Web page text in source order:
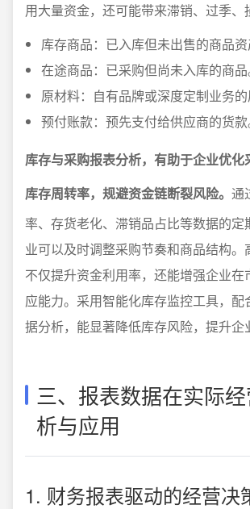
用大量资金，还可能带来滞销、过季、
库存商品：已入库但未出售的商品资
在途商品：已采购但尚未入库的商品
原材料：自有品牌或深度定制业务的
预付账款：预先支付给供应商的货款
库存与采购报表分析，有助于企业优化
库存周转率，规避资金链断裂风险。 通
率、存货老化、滞销品占比等数据的定
业可以及时调整采购节奏和商品结构。
不仅提升资金利用率，还能增强企业在
应能力。采用智能化库存监控工具，配
据分析，能显著降低库存风险，提升企
三、报表数据在实际
析与应用
1. 财务报表驱动的经营决